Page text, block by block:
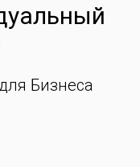
Бизнеса